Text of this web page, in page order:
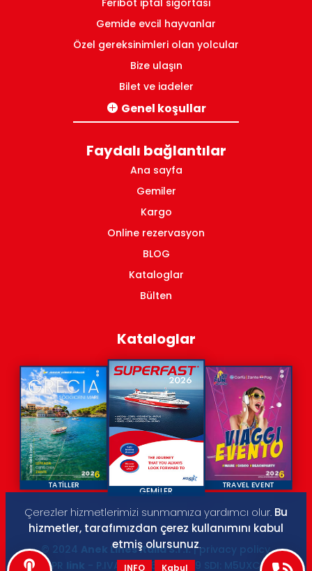
Feribot iptal sigortası
Gemide evcil hayvanlar
Özel gereksinimleri olan yolcular
Bize ulaşın
Bilet ve iadeler
Genel koşullar
Yunanistan iç hatları için
Faydalı bağlantılar
Ana sayfa
Gemiler
Kargo
Online rezervasyon
BLOG
Kataloglar
Bülten
Kataloglar
TATİLLER
GEMİLER
TRAVEL EVENT
© 2024 Anek Lines Italia S.r.l.| privacy policy
GDPR link - P.IVA: IT01566230429 SDI: M5UXCR1 |
Çerezler hizmetlerimizi sunmamıza yardımcı olur. Bu
hizmetler, tarafımızdan çerez kullanımını kabul
etmiş olursunuz.
INFO Kabul